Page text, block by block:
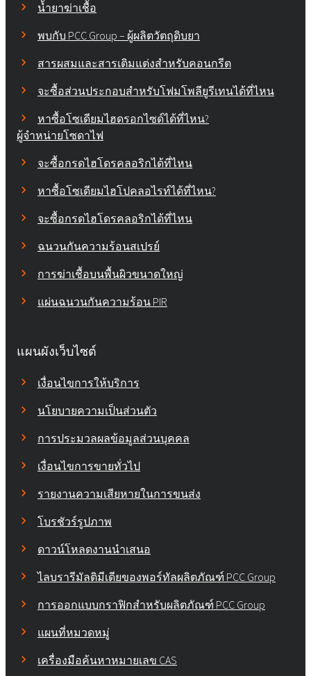
น้ำยาฆ่าเชื้อ
พบกับ PCC Group – ผู้ผลิตวัตถุดิบยา
สารผสมและสารเติมแต่งสำหรับคอนกรีต
จะซื้อส่วนประกอบสำหรับโฟมโพลียูรีเทนได้ที่ไหน
หาซื้อโซเดียมไฮดรอกไซด์ได้ที่ไหน?
ผู้จำหน่ายโซดาไฟ
จะซื้อกรดไฮโดรคลอริกได้ที่ไหน
หาซื้อโซเดียมไฮโปคลอไรท์ได้ที่ไหน?
จะซื้อกรดไฮโดรคลอริกได้ที่ไหน
ฉนวนกันความร้อนสเปรย์
การฆ่าเชื้อบนพื้นผิวขนาดใหญ่
แผ่นฉนวนกันความร้อน PIR
แผนผังเว็บไซต์
เงื่อนไขการให้บริการ
นโยบายความเป็นส่วนตัว
การประมวลผลข้อมูลส่วนบุคคล
เงื่อนไขการขายทั่วไป
รายงานความเสียหายในการขนส่ง
โบรชัวร์รูปภาพ
ดาวน์โหลดงานนำเสนอ
ไลบรารีมัลติมีเดียของพอร์ทัลผลิตภัณฑ์ PCC Group
การออกแบบกราฟิกสำหรับผลิตภัณฑ์ PCC Group
แผนที่หมวดหมู่
เครื่องมือค้นหาหมายเลข CAS